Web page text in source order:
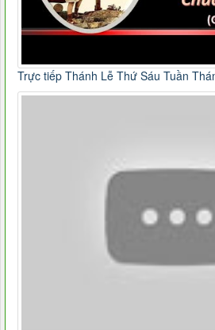
Trực tiếp Thánh Lễ Thứ Sáu Tuần